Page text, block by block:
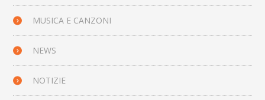
MUSICA E CANZONI
NEWS
NOTIZIE